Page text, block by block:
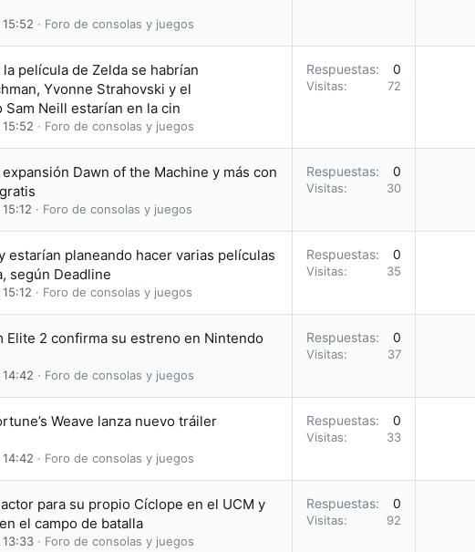
Foro de consolas y juegos
película de Zelda se habrían
Yvonne Strahovski y el
Neill estarían en la cin
Foro de consolas y juegos
Respuestas 0
Visitas 72
Dawn of the Machine y más con
Foro de consolas y juegos
Respuestas 0
Visitas 30
estarían planeando hacer varias películas
según Deadline
Foro de consolas y juegos
Respuestas 0
Visitas 35
Elite 2 confirma su estreno en Nintendo
Foro de consolas y juegos
Respuestas 0
Visitas 37
Weave lanza nuevo tráiler
Foro de consolas y juegos
Respuestas 0
Visitas 33
para su propio Cíclope en el UCM y
el campo de batalla
13:33 Foro de consolas y juegos
Respuestas 0
Visitas 92